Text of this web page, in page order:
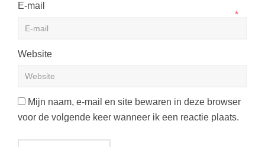
E-mail
*
Website
Mijn naam, e-mail en site bewaren in deze browser
voor de volgende keer wanneer ik een reactie plaats.